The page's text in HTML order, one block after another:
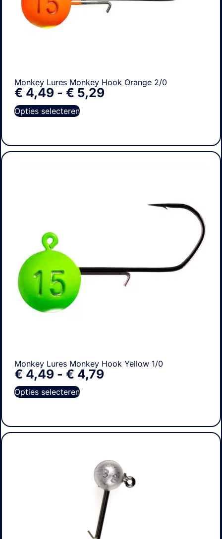
Monkey Lures Monkey Hook Orange 2/0
€ 4,49 - € 5,29
Opties selecteren
Monkey Lures Monkey Hook Yellow 1/0
€ 4,49 - € 4,79
Opties selecteren